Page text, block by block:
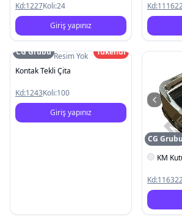
Kd:1227Koli:24
Giriş yapınız
Kd:
Resim Yok
CG Grubu
Tükendi
Kontak Tekli Çita
Kd:1243Koli:100
Giriş yapınız
CG Grubu
Kd: